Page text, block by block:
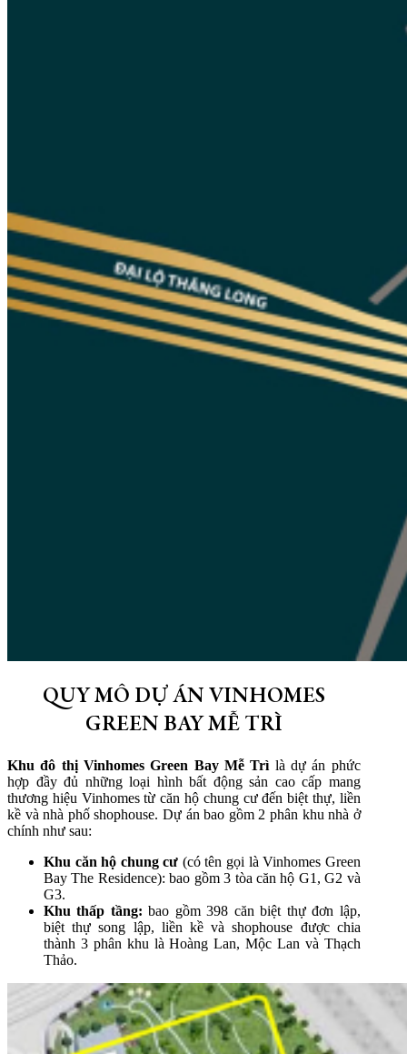
QUY MÔ DỰ ÁN VINHOMES
GREEN BAY MỄ TRÌ
Khu đô thị Vinhomes Green Bay Mễ Trì là dự án phức
hợp đầy đủ những loại hình bất động sản cao cấp mang
thương hiệu Vinhomes từ căn hộ chung cư đến biệt thự, liền
kề và nhà phố shophouse. Dự án bao gồm 2 phân khu nhà ở
chính như sau:
Khu căn hộ chung cư (có tên gọi là Vinhomes Green
Bay The Residence): bao gồm 3 tòa căn hộ G1, G2 và
G3.
Khu thấp tầng: bao gồm 398 căn biệt thự đơn lập,
biệt thự song lập, liền kề và shophouse được chia
thành 3 phân khu là Hoàng Lan, Mộc Lan và Thạch
Thảo.